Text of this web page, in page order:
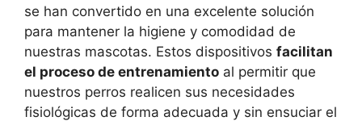
se han convertido en una excelente solución
para mantener la higiene y comodidad de
nuestras mascotas. Estos dispositivos facilitan
el proceso de entrenamiento al permitir que
nuestros perros realicen sus necesidades
fisiológicas de forma adecuada y sin ensuciar el